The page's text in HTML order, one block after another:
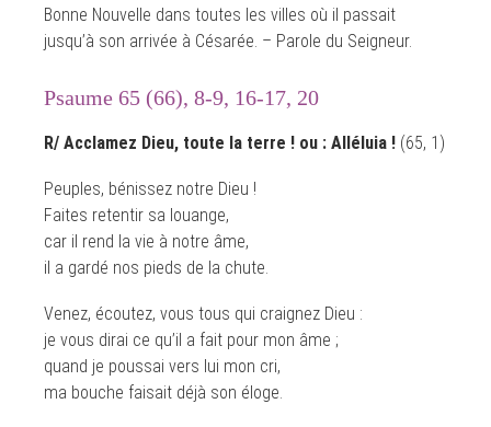
Bonne Nouvelle dans toutes les villes où il passait
jusqu’à son arrivée à Césarée. – Parole du Seigneur.
Psaume 65 (66), 8-9, 16-17, 20
R/ Acclamez Dieu, toute la terre ! ou : Alléluia ! (65, 1)
Peuples, bénissez notre Dieu !
Faites retentir sa louange,
car il rend la vie à notre âme,
il a gardé nos pieds de la chute.
Venez, écoutez, vous tous qui craignez Dieu :
je vous dirai ce qu’il a fait pour mon âme ;
quand je poussai vers lui mon cri,
ma bouche faisait déjà son éloge.